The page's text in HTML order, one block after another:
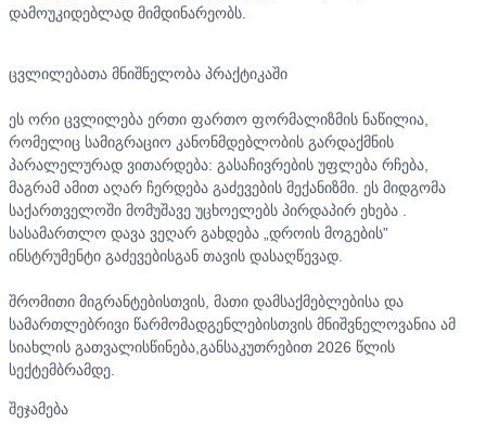
დამოუკიდებლად მიმდინარეობს.
ცვლილებათა მნიშნელობა პრაქტიკაში
ეს ორი ცვლილება ერთი ფართო ფორმალიზმის ნაწილია,
რომელიც სამიგრაციო კანონმდებლობის გარდაქმნის
პარალელურად ვითარდება: გასაჩივრების უფლება რჩება,
მაგრამ ამით აღარ ჩერდება გაძევების მექანიზმი. ეს მიდგომა
საქართველოში მომუშავე უცხოელებს პირდაპირ ეხება .
სასამართლო დავა ვეღარ გახდება „დროის მოგების”
ინსტრუმენტი გაძევებისგან თავის დასაღწევად.
შრომითი მიგრანტებისთვის, მათი დამსაქმებლებისა და
სამართლებრივი წარმომადგენლებისთვის მნიშვნელოვანია ამ
სიახლის გათვალისწინება,განსაკუთრებით 2026 წლის
სექტემბრამდე.
შეჯამება